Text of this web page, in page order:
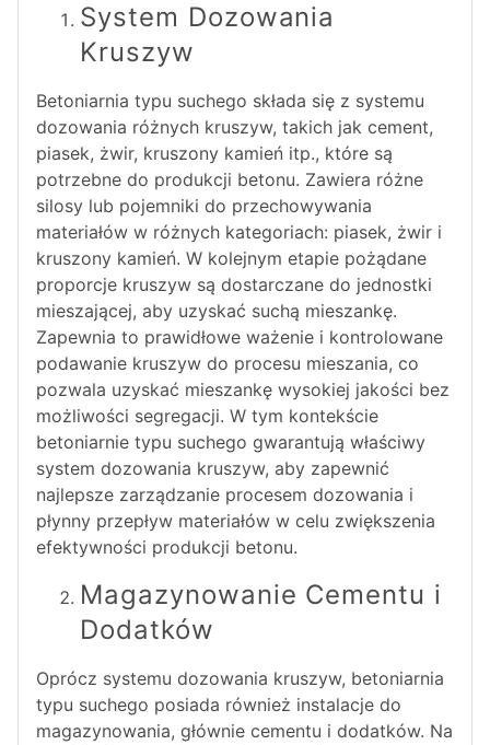
System Dozowania
Kruszyw
Betoniarnia typu suchego składa się z systemu
dozowania różnych kruszyw, takich jak cement,
piasek, żwir, kruszony kamień itp., które są
potrzebne do produkcji betonu. Zawiera różne
silosy lub pojemniki do przechowywania
materiałów w różnych kategoriach: piasek, żwir i
kruszony kamień. W kolejnym etapie pożądane
proporcje kruszyw są dostarczane do jednostki
mieszającej, aby uzyskać suchą mieszankę.
Zapewnia to prawidłowe ważenie i kontrolowane
podawanie kruszyw do procesu mieszania, co
pozwala uzyskać mieszankę wysokiej jakości bez
możliwości segregacji. W tym kontekście
betoniarnie typu suchego gwarantują właściwy
system dozowania kruszyw, aby zapewnić
najlepsze zarządzanie procesem dozowania i
płynny przepływ materiałów w celu zwiększenia
efektywności produkcji betonu.
Magazynowanie Cementu i
Dodatków
Oprócz systemu dozowania kruszyw, betoniarnia
typu suchego posiada również instalacje do
magazynowania, głównie cementu i dodatków. Na